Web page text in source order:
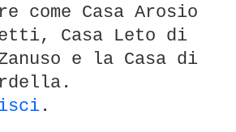
come Casa Arosio
Casa Leto di
e la Casa di
.